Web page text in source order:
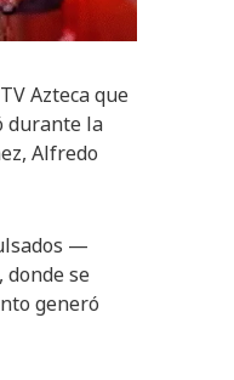
Azteca que
durante la
Alfredo
—
donde se
generó